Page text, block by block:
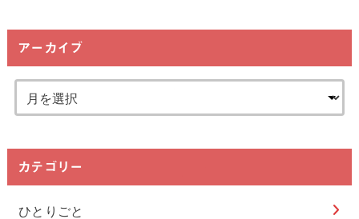
アーカイブ
カテゴリー
ひとりごと